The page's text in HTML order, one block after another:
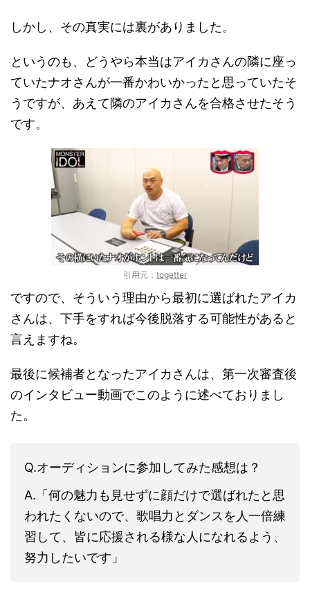
しかし、その真実には裏がありました。
というのも、どうやら本当はアイカさんの隣に座っ
ていたナオさんが一番かわいかったと思っていたそ
うですが、あえて隣のアイカさんを合格させたそう
です。
引用元： togetter
ですので、そういう理由から最初に選ばれたアイカ
さんは、下手をすれば今後脱落する可能性があると
言えますね。
最後に候補者となったアイカさんは、第一次審査後
のインタビュー動画でこのように述べておりまし
た。
Q.オーディションに参加してみた感想は？
A.「何の魅力も見せずに顔だけで選ばれたと思
われたくないので、歌唱力とダンスを人一倍練
習して、皆に応援される様な人になれるよう、
努力したいです」